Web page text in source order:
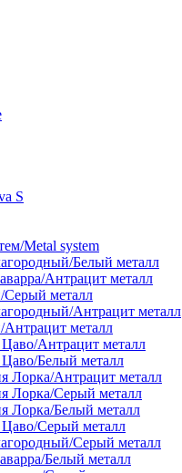
S
Metal system
Белый металл
Антрацит металл
Серый металл
Антрацит металл
металл
Антрацит металл
Белый металл
Лорка/Антрацит металл
Лорка/Серый металл
Лорка/Белый металл
Серый металл
Серый металл
Белый металл